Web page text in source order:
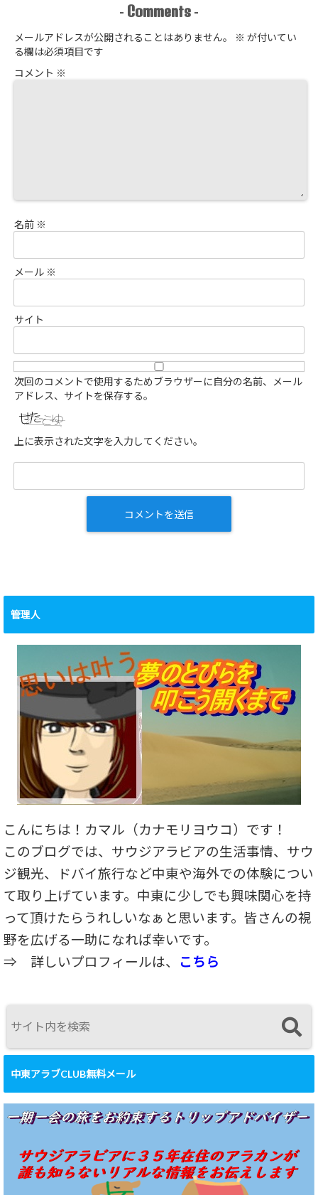
- Comments -
メールアドレスが公開されることはありません。 ※ が付いてい
る欄は必須項目です
コメント ※
名前 ※
メール ※
サイト
次回のコメントで使用するためブラウザーに自分の名前、メール
アドレス、サイトを保存する。
上に表示された文字を入力してください。
管理人
こんにちは！カマル（カナモリヨウコ）です！
このブログでは、サウジアラビアの生活事情、サウ
ジ観光、ドバイ旅行など中東や海外での体験につい
て取り上げています。中東に少しでも興味関心を持
って頂けたらうれしいなぁと思います。皆さんの視
野を広げる一助になれば幸いです。
⇒ 詳しいプロフィールは、 こちら
中東アラブCLUB無料メール